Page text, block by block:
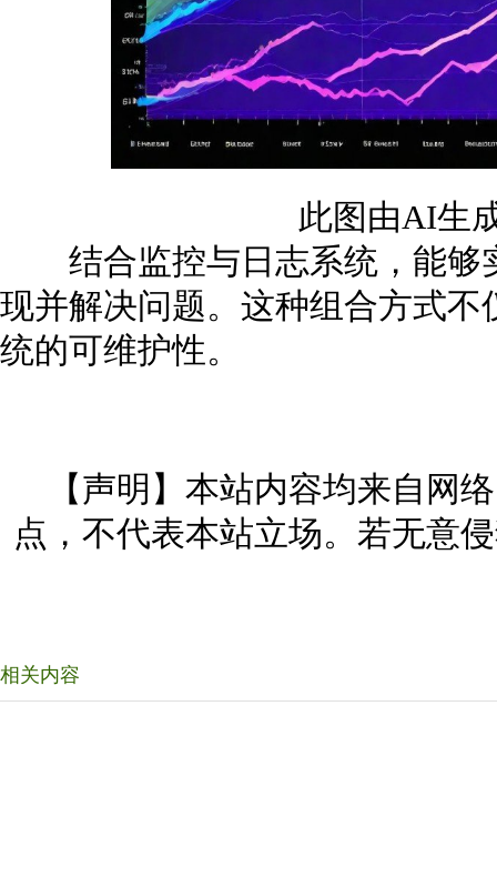
此图由AI生
结合监控与日志系统，能够
现并解决问题。这种组合方式
统的可维护性。
【声明】本站内容均来自网
点，不代表本站立场。若无意
相关内容